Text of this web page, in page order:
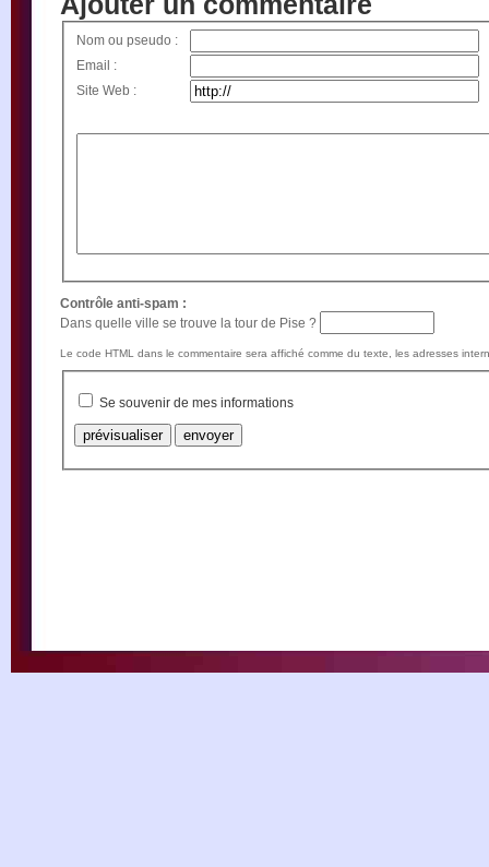
Nom ou pseudo :
Email :
Site Web :
Contrôle anti-spam :
Dans quelle ville se trouve la tour de Pise ?
Le code HTML dans le commentaire sera affiché comme du texte, les adresses
Se souvenir de mes informations